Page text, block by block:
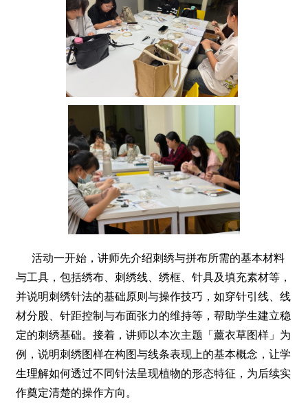
活动一开始，讲师先介绍刺绣与拼布所需的基本材料
与工具，包括绣布、刺绣线、绣框、针具及填充素材等，
并说明刺绣针法的基础原则与操作技巧，如穿针引线、线
材分股、针距控制与布面张力的维持等，帮助学生建立稳
定的刺绣基础。接着，讲师以本次主题「薰衣草图样」为
例，说明刺绣图样在构图与线条表现上的基本概念，让学
生理解如何透过不同针法呈现植物的形态特征，为后续实
作奠定清楚的操作方向。